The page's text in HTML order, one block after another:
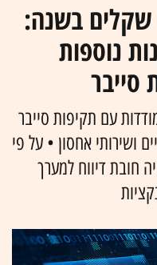
שקלים בשנה:
נוספות
סייבר
עם תקיפות סייבר
ושירותי אחסון • על פי
חובת דיווח למערך